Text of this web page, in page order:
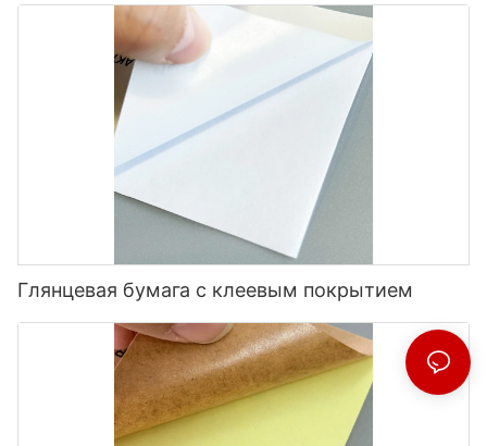
Глянцевая бумага с клеевым покрытием